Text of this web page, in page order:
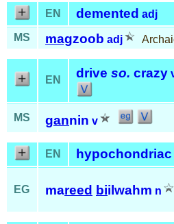
EN demented adj
MS
magzoob adj
EN drive so. crazy
MS gannin v
EN hypochondriac
EG mareed biilwahm n